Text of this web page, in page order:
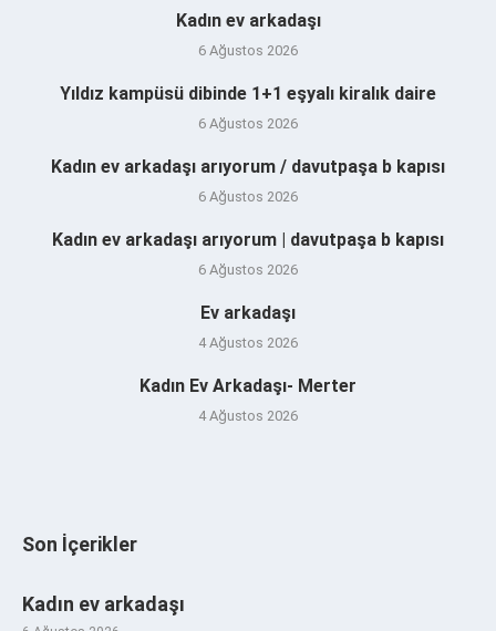
Kadın ev arkadaşı
6 Ağustos 2026
Yıldız kampüsü dibinde 1+1 eşyalı kiralık daire
6 Ağustos 2026
Kadın ev arkadaşı arıyorum / davutpaşa b kapısı
6 Ağustos 2026
Kadın ev arkadaşı arıyorum | davutpaşa b kapısı
6 Ağustos 2026
Ev arkadaşı
4 Ağustos 2026
Kadın Ev Arkadaşı- Merter
4 Ağustos 2026
Son İçerikler
Kadın ev arkadaşı